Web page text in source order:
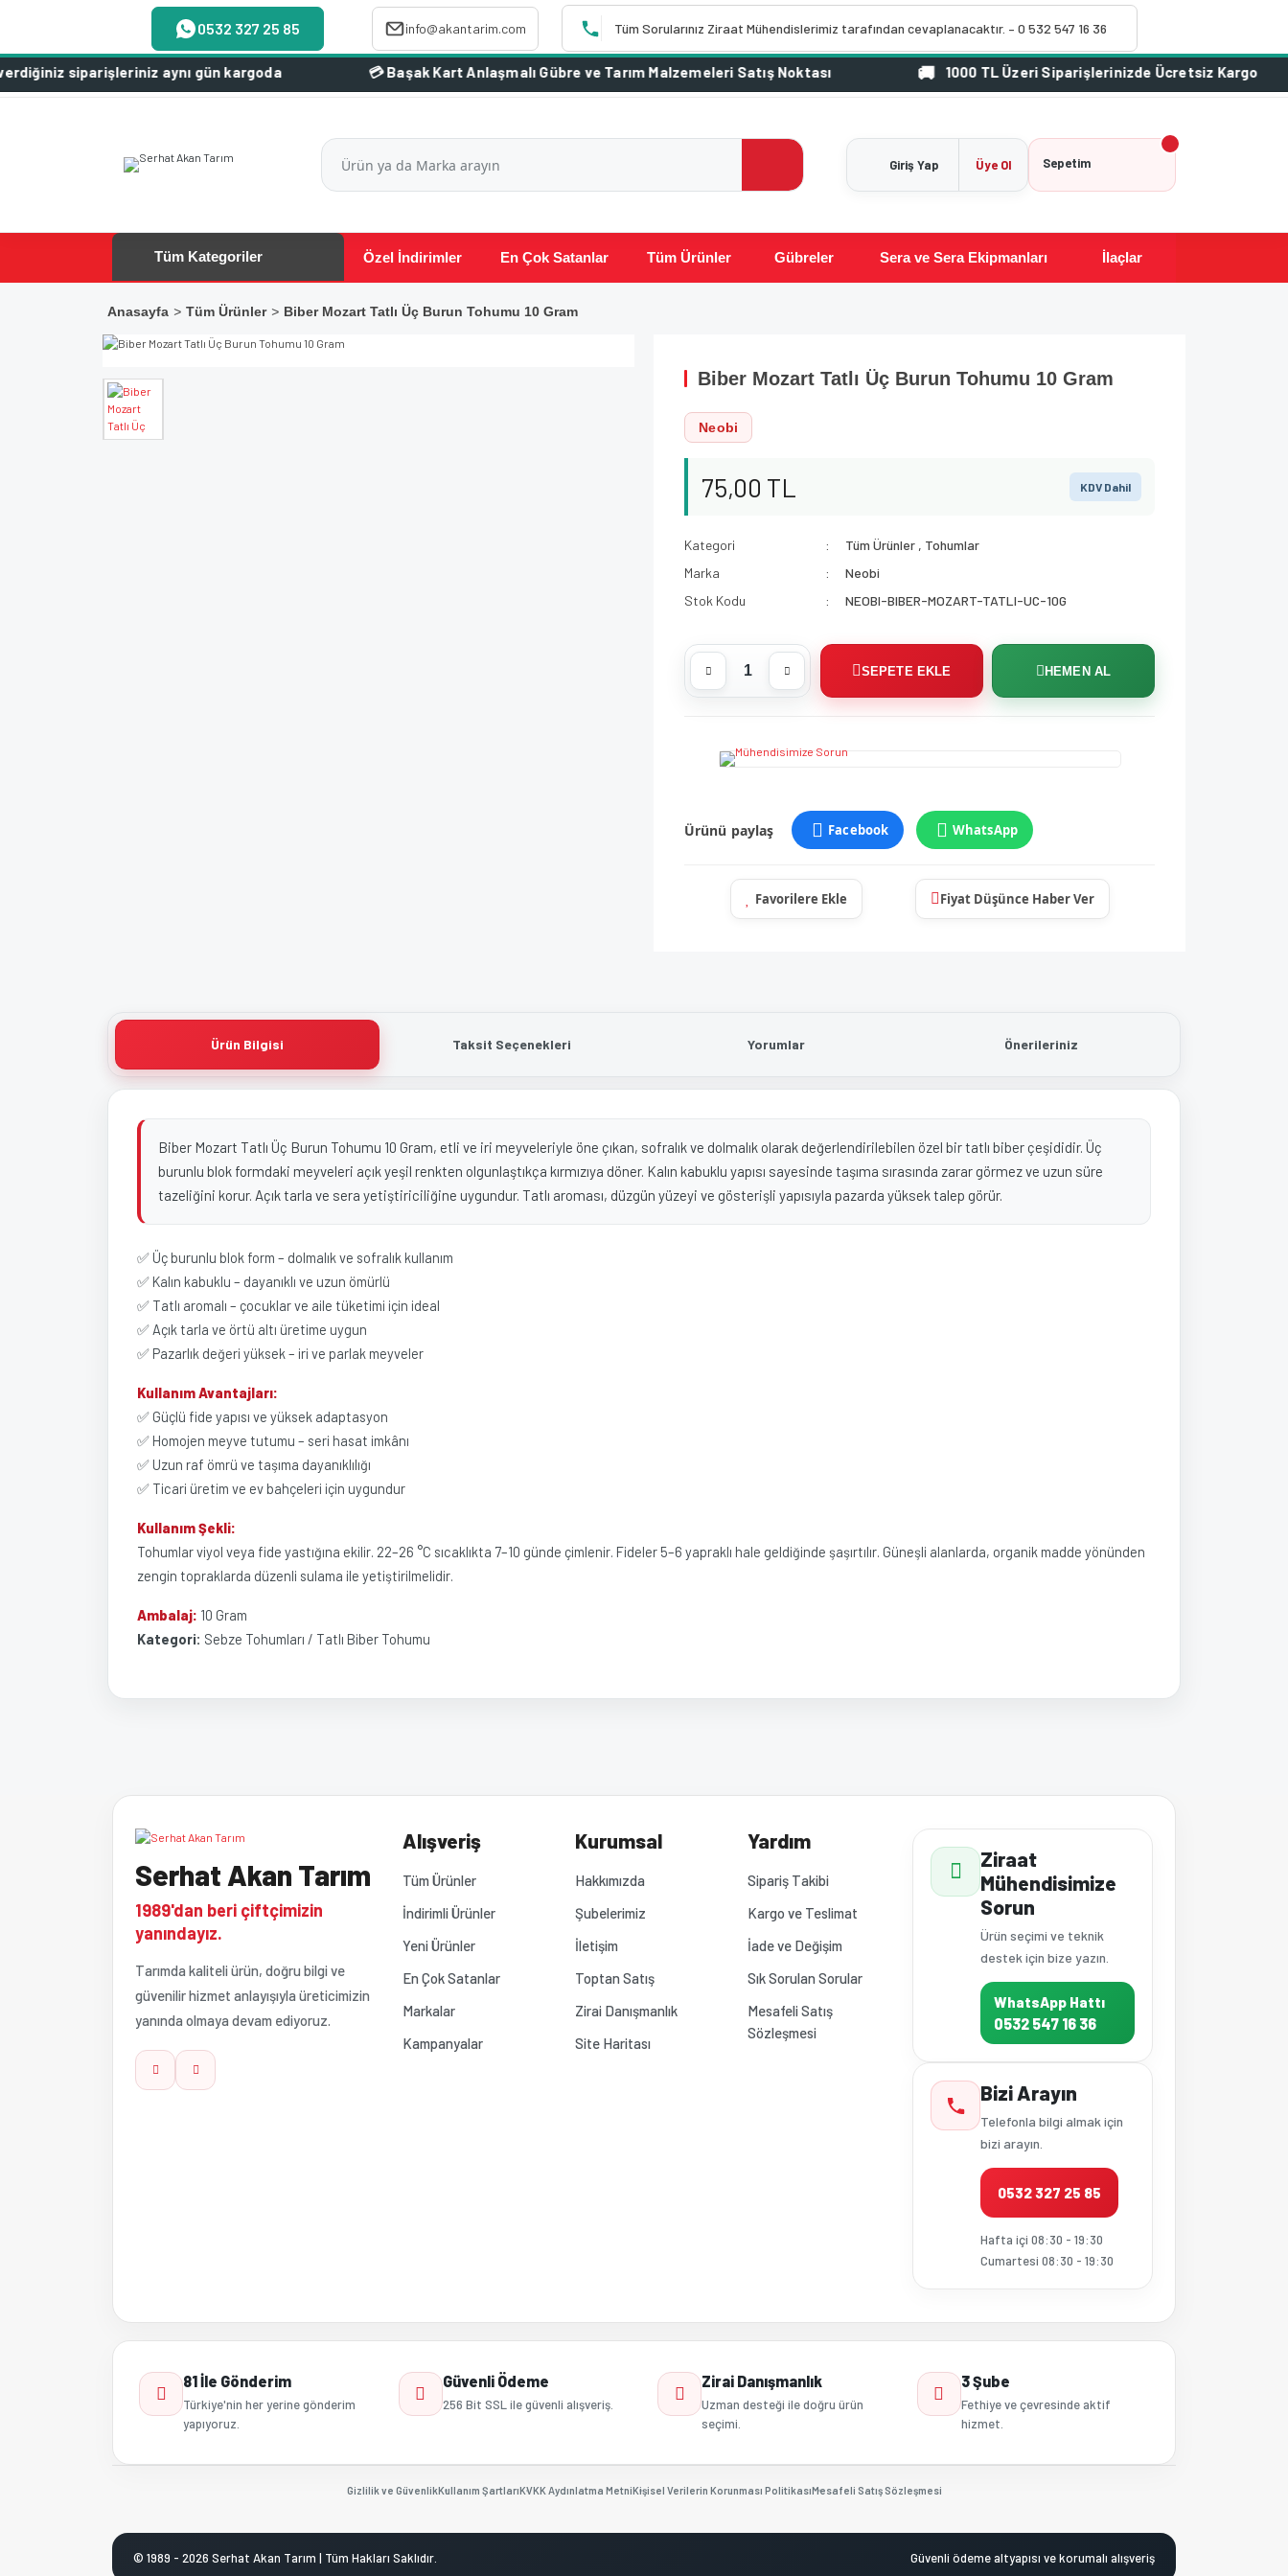
0532 327 25 85 info@akantarim.com Tüm Sorularınız Ziraat Mühendislerimiz tarafından cevaplanacaktır. – 0 532 547 16 36
aynı gün kargoda 1000 TL Üzeri Siparişlerinizde Ücretsiz Kargo
Giriş Yap Üye Ol Sepetim
Tüm Kategoriler Özel İndirimler En Çok Satanlar Tüm Ürünler Gübreler Sera ve Sera Ekipmanları İlaçlar
Anasayfa Tüm Ürünler Biber Mozart Tatlı Üç Burun Tohumu 10 Gram
Biber Mozart Tatlı Üç Burun Tohumu 10 Gram
Neobi
75,00 TL KDV Dahil
Kategori Tüm Ürünler , Tohumlar
Marka
Neobi
Stok Kodu
NEOBI-BIBER-MOZART-TATLI-UC-10G
SEPETE EKLE HEMEN AL
Ürünü paylaş Facebook WhatsApp
Fiyat Düşünce Haber Ver
Ürün Bilgisi Taksit Seçenekleri Yorumlar Önerileriniz
Biber Mozart Tatlı Üç Burun Tohumu 10 Gram, etli ve iri meyveleriyle öne çıkan, sofralık ve dolmalık olarak değerlendirilebilen özel bir tatlı biber çeşididir. Üç
burunlu blok formdaki meyveleri açık yeşil renkten olgunlaştıkça kırmızıya döner. Kalın kabuklu yapısı sayesinde taşıma sırasında zarar görmez ve uzun süre
tazeliğini korur. Açık tarla ve sera yetiştiriciliğine uygundur. Tatlı aroması, düzgün yüzeyi ve gösterişli yapısıyla pazarda yüksek talep görür.
✅ Üç burunlu blok form – dolmalık ve sofralık kullanım
✅ Kalın kabuklu – dayanıklı ve uzun ömürlü
✅ Tatlı aromalı – çocuklar ve aile tüketimi için ideal
✅ Açık tarla ve örtü altı üretime uygun
✅ Pazarlık değeri yüksek – iri ve parlak meyveler
Kullanım Avantajları:
✅ Güçlü fide yapısı ve yüksek adaptasyon
✅ Homojen meyve tutumu – seri hasat imkânı
✅ Uzun raf ömrü ve taşıma dayanıklılığı
✅ Ticari üretim ve ev bahçeleri için uygundur
Kullanım Şekli:
Tohumlar viyol veya fide yastığına ekilir. 22–26 °C sıcaklıkta 7–10 günde çimlenir. Fideler 5–6 yapraklı hale geldiğinde şaşırtılır. Güneşli alanlarda, organik madde yönünden
zengin topraklarda düzenli sulama ile yetiştirilmelidir.
Ambalaj: 10 Gram
Kategori: Sebze Tohumları / Tatlı Biber Tohumu
Ürün açıklamasında eksik bilgiler bulunuyor.
Ürün bilgilerinde hatalar bulunuyor.
Ürün fiyatı diğer sitelerden daha pahalı.
Bu ürüne benzer farklı alternatifler olmalı.
Serhat Akan Tarım
1989'dan beri çiftçimizin
yanındayız.
Tarımda kaliteli ürün, doğru bilgi ve
güvenilir hizmet anlayışıyla üreticimizin
yanında olmaya devam ediyoruz.
Alışveriş
Tüm Ürünler
İndirimli Ürünler
Yeni Ürünler
En Çok Satanlar
Markalar
Kampanyalar
Kurumsal
Hakkımızda
Şubelerimiz
İletişim
Toptan Satış
Zirai Danışmanlık
Site Haritası
Yardım
Sipariş Takibi
Kargo ve Teslimat
İade ve Değişim
Sık Sorulan Sorular
Mesafeli Satış
Sözleşmesi
Ziraat
Mühendisimize
Sorun
Ürün seçimi ve teknik
destek için bize yazın.
WhatsApp Hattı
0532 547 16 36
Bizi Arayın
Telefonla bilgi almak için
bizi arayın.
0532 327 25 85
Hafta içi 08:30 - 19:30
Cumartesi 08:30 - 19:30
81 İle Gönderim
Türkiye'nin her yerine gönderim
yapıyoruz.
Güvenli Ödeme
256 Bit SSL ile güvenli alışveriş.
Zirai Danışmanlık
Uzman desteği ile doğru ürün
seçimi.
3 Şube
Fethiye ve çevresinde aktif
hizmet.
Gizlilik ve GüvenlikKullanım ŞartlarıKVKK Aydınlatma MetniKişisel Verilerin Korunması PolitikasıMesafeli Satış Sözleşmesi
© 1989 - 2026 Serhat Akan Tarım | Tüm Hakları Saklıdır. Güvenli ödeme altyapısı ve korumalı alışveriş